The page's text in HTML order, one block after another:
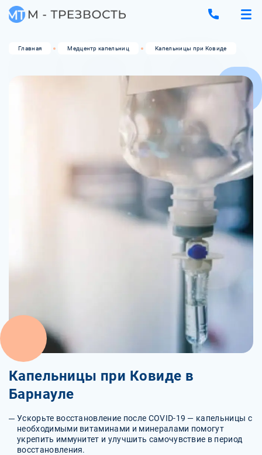
Главная Медцентр капельниц Капельницы при Ковиде
Капельницы при Ковиде в
Барнауле
Ускорьте восстановление после COVID-19 — капельницы с
необходимыми витаминами и минералами помогут
укрепить иммунитет и улучшить самочувствие в период
восстановления.